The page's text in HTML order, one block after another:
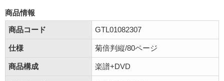
商品情報
商品コード
GTL01082307
仕様 菊倍判縦/80ページ
商品構成 楽譜+DVD